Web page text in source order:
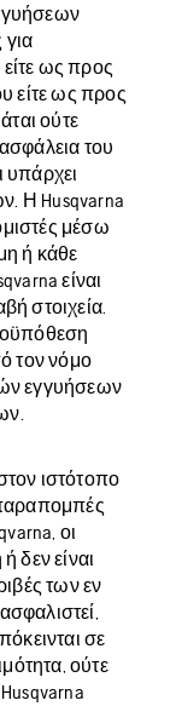
ως προς
είτε ως προς
ούτε
του
υπάρχει
Η Husqvarna
μέσω
ή κάθε
είναι
στοιχεία.
τον νόμο
εγγυήσεων
ιστότοπο
οι
δεν είναι
των εν
σε
ούτε